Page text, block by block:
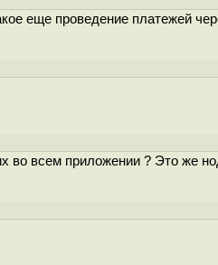
еще проведение платежей
всем приложении ? Это же